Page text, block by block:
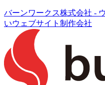
バーンワークス株式会社 -
いウェブサイト制作会社